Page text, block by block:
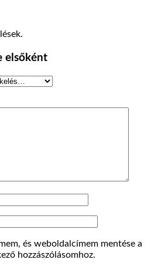
elsőként
és weboldalcímem mentése a
hozzászólásomhoz.